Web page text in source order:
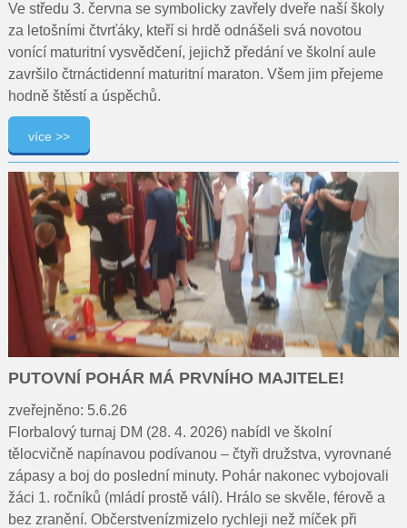
Ve středu 3. června se symbolicky zavřely dveře naší školy
za letošními čtvrťáky, kteří si hrdě odnášeli svá novotou
vonící maturitní vysvědčení, jejichž předání ve školní aule
završilo čtrnáctidenní maturitní maraton. Všem jim přejeme
hodně štěstí a úspěchů.
více >>
PUTOVNÍ POHÁR MÁ PRVNÍHO MAJITELE!
zveřejněno: 5.6.26
Florbalový turnaj DM (28. 4. 2026) nabídl ve školní
tělocvičně napínavou podívanou – čtyři družstva, vyrovnané
zápasy a boj do poslední minuty. Pohár nakonec vybojovali
žáci 1. ročníků (mládí prostě válí). Hrálo se skvěle, férově a
bez zranění. Občerstvenízmizelo rychleji než míček při